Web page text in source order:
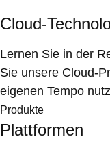
Cloud-
Lernen Sie in der
Sie unsere Cloud-
eigenen Tempo
Produkte
Plattformen